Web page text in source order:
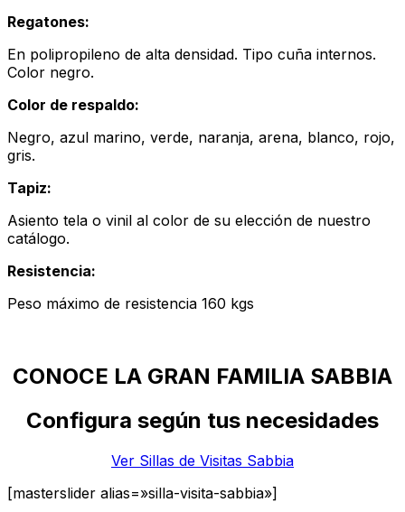
Regatones:
En polipropileno de alta densidad. Tipo cuña internos.
Color negro.
Color de respaldo:
Negro, azul marino, verde, naranja, arena, blanco, rojo,
gris.
Tapiz:
Asiento tela o vinil al color de su elección de nuestro
catálogo.
Resistencia:
Peso máximo de resistencia 160 kgs
CONOCE LA GRAN FAMILIA SABBIA
Configura según tus necesidades
Ver Sillas de Visitas Sabbia
[masterslider alias=»silla-visita-sabbia»]